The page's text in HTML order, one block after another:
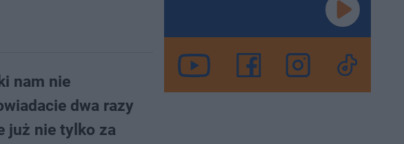
nam nie
dwa razy
już nie tylko za